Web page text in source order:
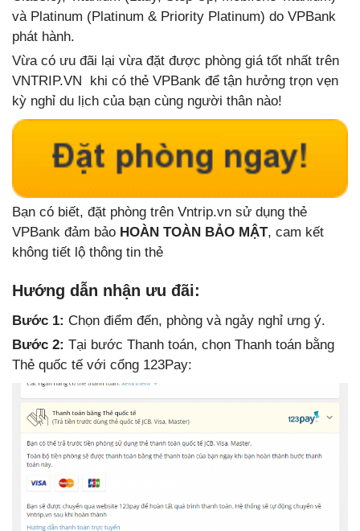
và Platinum (Platinum & Priority Platinum) do VPBank
phát hành.
Vừa có ưu đãi lại vừa đặt được phòng giá tốt nhất trên
VNTRIP.VN khi có thẻ VPBank để tận hưởng trọn vẹn
kỳ nghỉ du lịch của bạn cùng người thân nào!
Bạn có biết, đặt phòng trên Vntrip.vn sử dụng thẻ
VPBank đảm bảo HOÀN TOÀN BẢO MẬT, cam kết
không tiết lộ thông tin thẻ
Hướng dẫn nhận ưu đãi:
Bước 1: Chọn điểm đến, phòng và ngảy nghỉ ưng ý.
Bước 2: Tại bước Thanh toán, chọn Thanh toán bằng
Thẻ quốc tế với cổng 123Pay: